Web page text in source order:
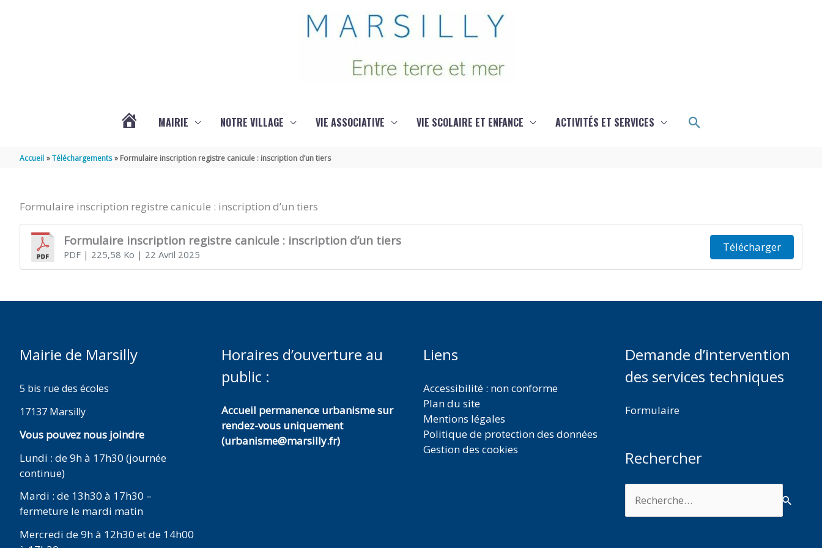
MAIRIE NOTRE VILLAGE VIE ASSOCIATIVE VIE SCOLAIRE ET ENFANCE ACTIVITÉS ET SERVICES Rechercher
Accueil Téléchargements Formulaire inscription registre canicule : inscription d’un tiers
Formulaire inscription registre canicule : inscription d’un tiers
Formulaire inscription registre canicule : inscription d’un tiers
PDF| 225,58 Ko | 22 Avril 2025
Télécharger
Mairie de Marsilly
5 bis rue des écoles
17137 Marsilly
Vous pouvez nous joindre
Lundi : de 9h à 17h30 (journée
continue)
Mardi : de 13h30 à 17h30 –
fermeture le mardi matin
Mercredi de 9h à 12h30 et de 14h00
Horaires d’ouverture au
public :
Accueil permanence urbanisme sur
rendez-vous uniquement
(urbanisme@marsilly.fr)
Liens
Accessibilité : non conforme
Plan du site
Mentions légales
Politique de protection des données
Gestion des cookies
Demande d’intervention
des services techniques
Formulaire
Rechercher